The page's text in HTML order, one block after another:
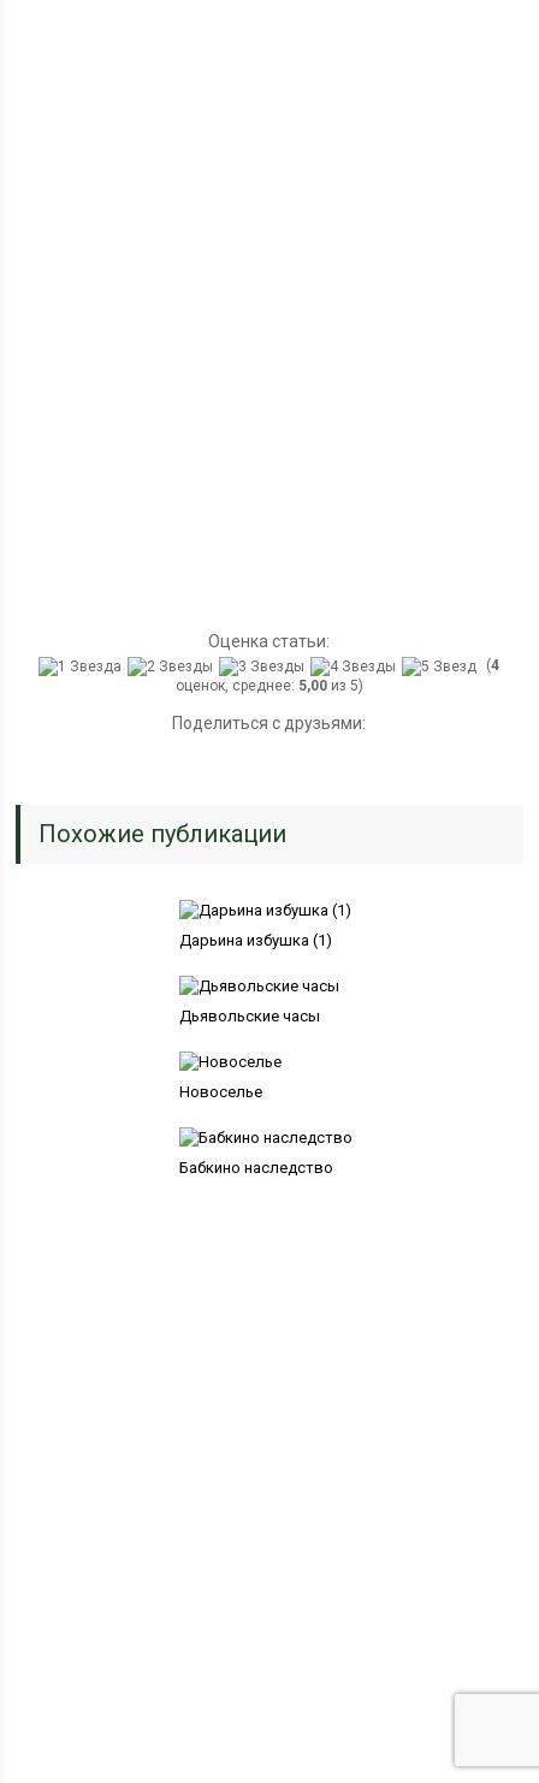
Оценка статьи:
(4
оценок, среднее: 5,00из 5)
Поделиться с друзьями:
Похожие публикации
Дарьина избушка (1)
Дьявольские часы
Новоселье
Бабкино наследство